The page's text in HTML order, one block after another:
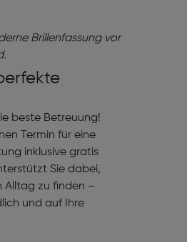
beste Betreuung!
Termin für eine
inklusive gratis
Sie dabei,
Alltag zu finden –
und auf Ihre